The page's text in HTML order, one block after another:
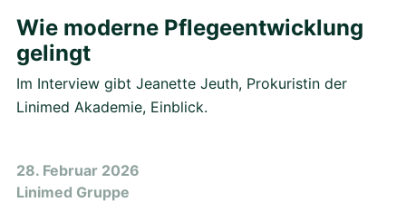
Wie moderne Pflegeentwicklung
gelingt
Im Interview gibt Jeanette Jeuth, Prokuristin der
Linimed Akademie, Einblick.
28. Februar 2026
Linimed Gruppe